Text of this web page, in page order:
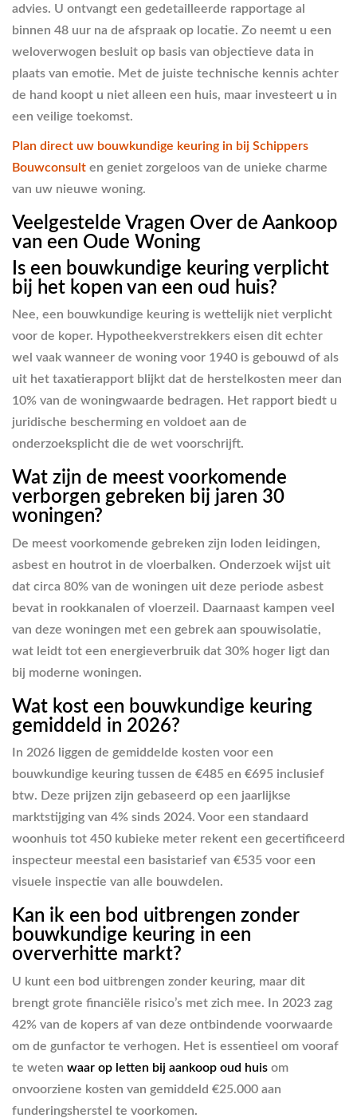
advies. U ontvangt een gedetailleerde rapportage al
binnen 48 uur na de afspraak op locatie. Zo neemt u een
weloverwogen besluit op basis van objectieve data in
plaats van emotie. Met de juiste technische kennis achter
de hand koopt u niet alleen een huis, maar investeert u in
een veilige toekomst.
Plan direct uw bouwkundige keuring in bij Schippers
Bouwconsult en geniet zorgeloos van de unieke charme
van uw nieuwe woning.
Veelgestelde Vragen Over de Aankoop
van een Oude Woning
Is een bouwkundige keuring verplicht
bij het kopen van een oud huis?
Nee, een bouwkundige keuring is wettelijk niet verplicht
voor de koper. Hypotheekverstrekkers eisen dit echter
wel vaak wanneer de woning voor 1940 is gebouwd of als
uit het taxatierapport blijkt dat de herstelkosten meer dan
10% van de woningwaarde bedragen. Het rapport biedt u
juridische bescherming en voldoet aan de
onderzoeksplicht die de wet voorschrijft.
Wat zijn de meest voorkomende
verborgen gebreken bij jaren 30
woningen?
De meest voorkomende gebreken zijn loden leidingen,
asbest en houtrot in de vloerbalken. Onderzoek wijst uit
dat circa 80% van de woningen uit deze periode asbest
bevat in rookkanalen of vloerzeil. Daarnaast kampen veel
van deze woningen met een gebrek aan spouwisolatie,
wat leidt tot een energieverbruik dat 30% hoger ligt dan
bij moderne woningen.
Wat kost een bouwkundige keuring
gemiddeld in 2026?
In 2026 liggen de gemiddelde kosten voor een
bouwkundige keuring tussen de €485 en €695 inclusief
btw. Deze prijzen zijn gebaseerd op een jaarlijkse
marktstijging van 4% sinds 2024. Voor een standaard
woonhuis tot 450 kubieke meter rekent een gecertificeerd
inspecteur meestal een basistarief van €535 voor een
visuele inspectie van alle bouwdelen.
Kan ik een bod uitbrengen zonder
bouwkundige keuring in een
oververhitte markt?
U kunt een bod uitbrengen zonder keuring, maar dit
brengt grote financiële risico’s met zich mee. In 2023 zag
42% van de kopers af van deze ontbindende voorwaarde
om de gunfactor te verhogen. Het is essentieel om vooraf
te weten waar op letten bij aankoop oud huis om
onvoorziene kosten van gemiddeld €25.000 aan
funderingsherstel te voorkomen.